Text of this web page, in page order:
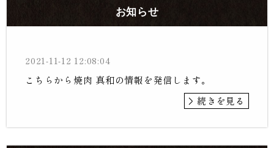
お知らせ
2021-11-12 12:08:04
こちらから焼肉 真和の情報を発信します。
続きを見る